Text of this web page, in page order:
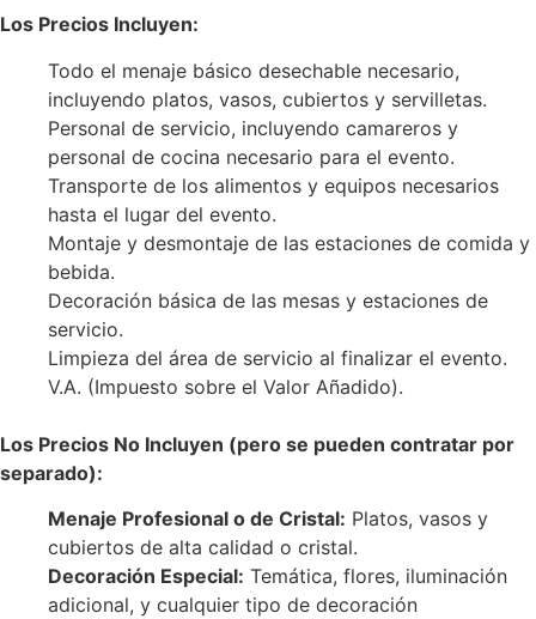
Los Precios Incluyen:
Todo el menaje básico desechable necesario,
incluyendo platos, vasos, cubiertos y servilletas.
Personal de servicio, incluyendo camareros y
personal de cocina necesario para el evento.
Transporte de los alimentos y equipos necesarios
hasta el lugar del evento.
Montaje y desmontaje de las estaciones de comida y
bebida.
Decoración básica de las mesas y estaciones de
servicio.
Limpieza del área de servicio al finalizar el evento.
V.A. (Impuesto sobre el Valor Añadido).
Los Precios No Incluyen (pero se pueden contratar por
separado):
Menaje Profesional o de Cristal: Platos, vasos y
cubiertos de alta calidad o cristal.
Decoración Especial: Temática, flores, iluminación
adicional, y cualquier tipo de decoración